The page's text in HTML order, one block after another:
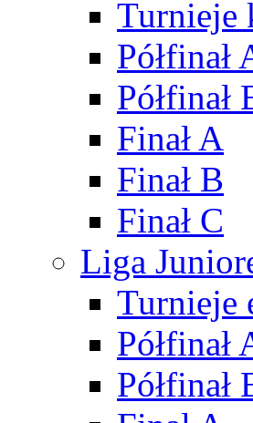
Turnieje
Półfinał
Półfinał
Finał A
Finał B
Finał C
Liga
Turnieje
Półfinał
Półfinał